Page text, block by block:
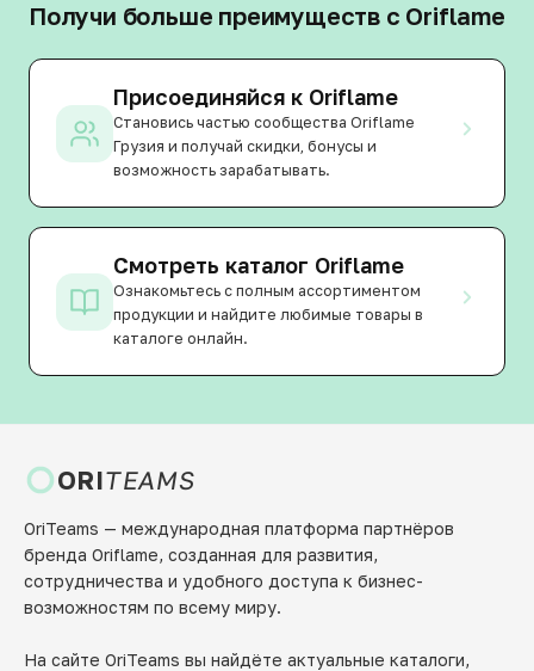
Получи больше преимуществ с Oriflame
Присоединяйся к Oriflame
Становись частью сообщества Oriflame
Грузия и получай скидки, бонусы и
возможность зарабатывать.
Смотреть каталог Oriflame
Ознакомьтесь с полным ассортиментом
продукции и найдите любимые товары в
каталоге онлайн.
ORITEAMS
OriTeams — международная платформа партнёров
бренда Oriflame, созданная для развития,
сотрудничества и удобного доступа к бизнес-
возможностям по всему миру.
На сайте OriTeams вы найдёте актуальные каталоги,